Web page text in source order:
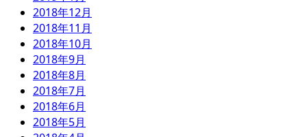
2018年12月
2018年11月
2018年10月
2018年9月
2018年8月
2018年7月
2018年6月
2018年5月